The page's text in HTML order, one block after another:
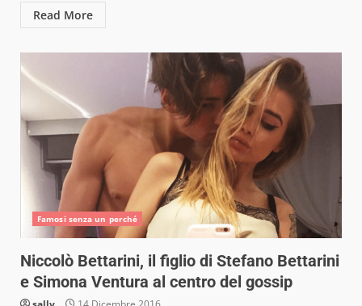
Read More
Famosi senza un perché
Niccolò Bettarini, il figlio di Stefano Bettarini
e Simona Ventura al centro del gossip